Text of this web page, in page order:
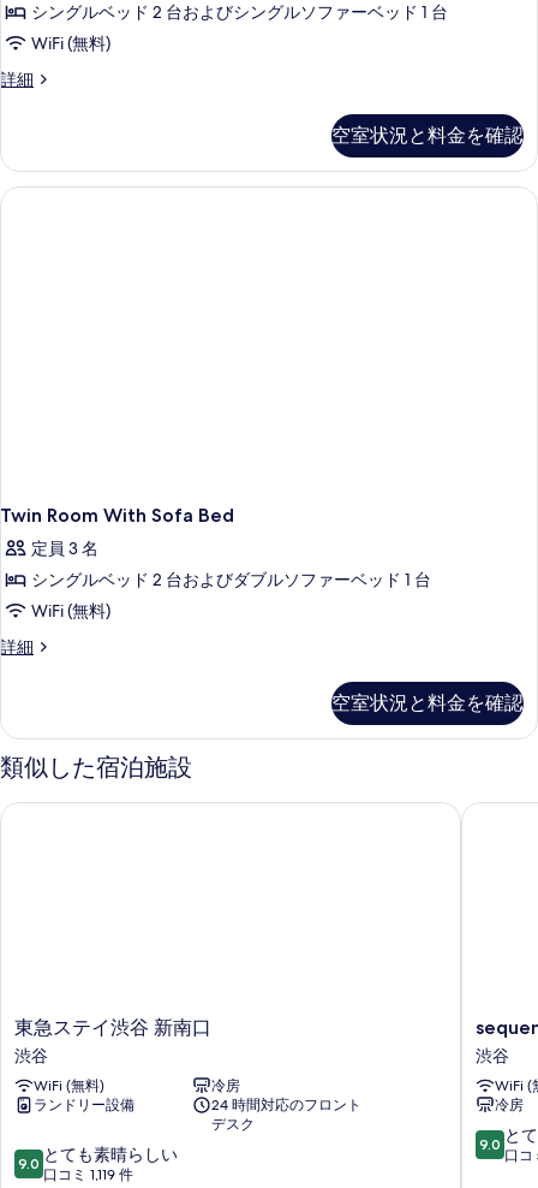
シングルベッド 2 台およびシングルソファーベッド 1 台
WiFi (無料)
詳細
2
Room
の
詳
空室状況と料金を確認
Twin Room With Sofa Bed
定員 3 名
シングルベッド 2 台およびダブルソファーベッド 1 台
WiFi (無料)
詳細
Twin
Bed
の
詳
空室状況と料金を確認
類似した宿泊施設
東
急
ス
テ
イ
谷
新
東急ステイ渋谷 新南口
渋谷
WiFi (無料)
冷房
ランドリー設備
24 時間対応のフロント
デスク
10
段
9.0 とても素晴らしい
口コミ 1,119 件
東急ステイ渋谷 新南口
PARK
渋
谷
渋谷
WiFi (
冷房
10
段
9.0 と
口コ